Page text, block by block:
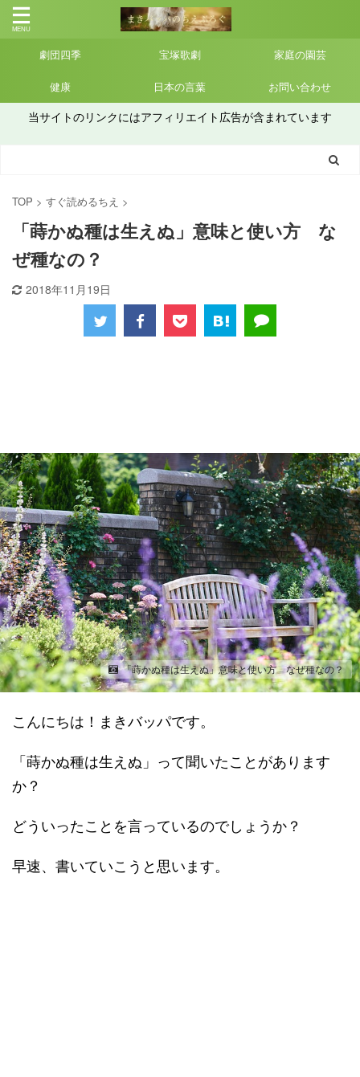
劇団四季 宝塚歌劇 家庭の園芸
健康 日本の言葉 お問い合わせ
当サイトのリンクにはアフィリエイト広告が含まれています
TOP > すぐ読めるちえ >
「蒔かぬ種は生えぬ」意味と使い方 な
ぜ種なの？
2018年11月19日
「蒔かぬ種は生えぬ」意味と使い方 なぜ種なの？
こんにちは！まきバッパです。
「蒔かぬ種は生えぬ」って聞いたことがあります
か？
どういったことを言っているのでしょうか？
早速、書いていこうと思います。